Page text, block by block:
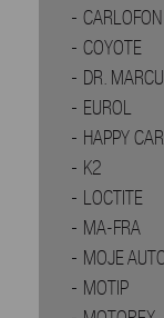
CARLOFON
COYOTE
DR.
EUROL
HAPPY CAR
K2
LOCTITE
MA-FRA
MOJE
MOTIP